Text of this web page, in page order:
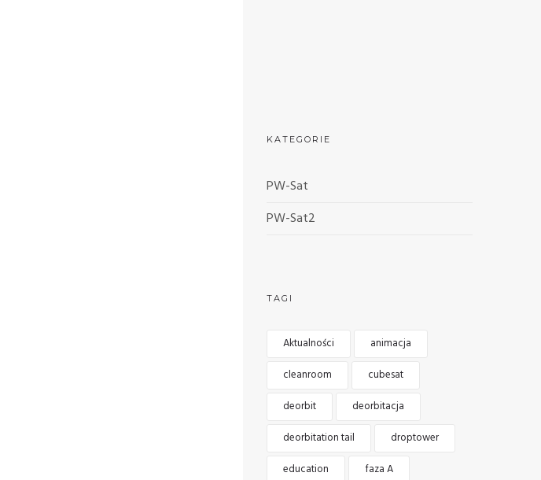
KATEGORIE
PW-Sat
PW-Sat2
TAGI
Aktualności
animacja
cleanroom
cubesat
deorbit
deorbitacja
deorbitation tail
droptower
education
faza A